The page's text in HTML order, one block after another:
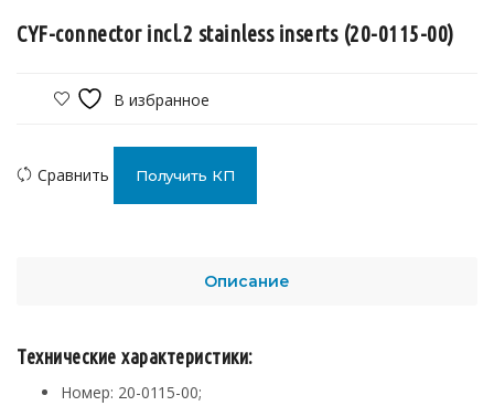
CYF-connector incl.2 stainless inserts (20-0115-00)
В избранное
Сравнить Получить КП
Описание
Технические характеристики:
Номер: 20-0115-00;